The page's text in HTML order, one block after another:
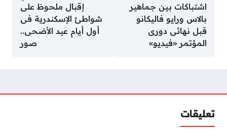
اشتباكات بين جماهير
بالاس ورايو فاليكانو
قبل نهائى دورى
المؤتمر «فيديو»
إقبال ملحوظ على
شواطئ الإسكندرية فى
أول أيام عيد الأضحى..
صور
تعليقات